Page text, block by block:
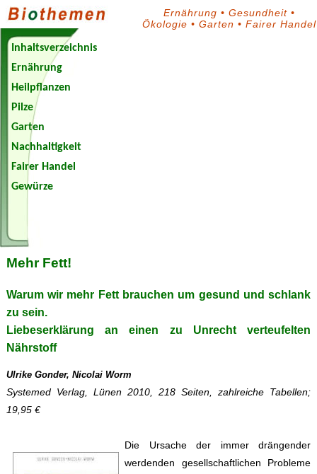
Ernährung • Gesundheit•
Ökologie • Garten • Fairer Handel
Inhaltsverzeichnis
Ernährung
Heilpflanzen
Pilze
Garten
Nachhaltigkeit
Fairer Handel
Gewürze
Mehr Fett!
Warum wir mehr Fett brauchen um gesund und schlank
zu sein.
Liebeserklärung an einen zu Unrecht verteufelten
Nährstoff
Ulrike Gonder, Nicolai Worm
Systemed Verlag, Lünen 2010, 218 Seiten, zahlreiche Tabellen;
19,95 €
Die Ursache der immer drängender
werdenden gesellschaftlichen Probleme